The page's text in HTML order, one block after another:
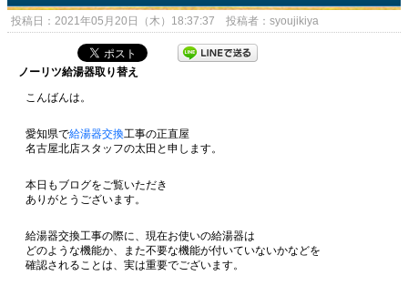
投稿日：2021年05月20日（木）18:37:37 投稿者：syoujikiya
ノーリツ給湯器取り替え
こんばんは。
愛知県で給湯器交換工事の正直屋
名古屋北店スタッフの太田と申します。
本日もブログをご覧いただき
ありがとうございます。
給湯器交換工事の際に、現在お使いの給湯器は
どのような機能か、また不要な機能が付いていないかなどを
確認されることは、実は重要でございます。